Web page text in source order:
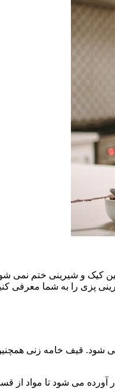
کیک و شیرینی ختم نمی
پزی را به شما معرفی کنیم
شود. قیف خامه زنی
می شود تا مواد از